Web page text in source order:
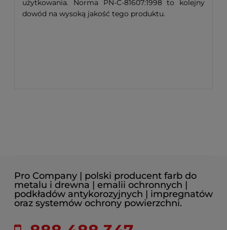
użytkowania. Norma PN-C-81607:1998 to kolejny
dowód na wysoką jakość tego produktu.
Pro Company | polski producent farb do
metalu i drewna | emalii ochronnych |
podkładów antykorozyjnych | impregnatów
oraz systemów ochrony powierzchni.